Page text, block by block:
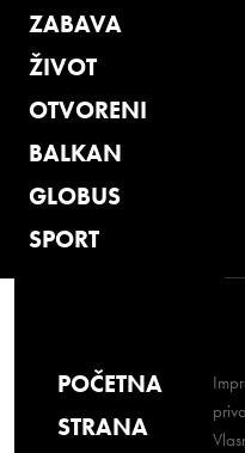
ZABAVA
ŽIVOT
OTVORENI
BALKAN
GLOBUS
SPORT
POČETNA
STRANA